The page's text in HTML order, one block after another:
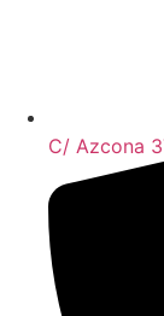
C/ Azcona